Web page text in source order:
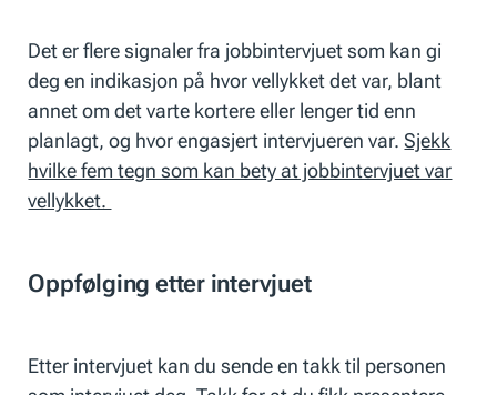
Det er flere signaler fra jobbintervjuet som kan gi
deg en indikasjon på hvor vellykket det var, blant
annet om det varte kortere eller lenger tid enn
planlagt, og hvor engasjert intervjueren var.Sjekk
hvilke fem tegn som kan bety at jobbintervjuet var
vellykket.
Oppfølging etter intervjuet
Etter intervjuet kan du sende en takk til personen